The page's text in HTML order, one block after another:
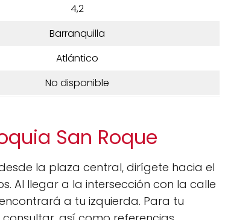
4,2
Barranquilla
Atlántico
No disponible
San Roque
la plaza central, dirígete hacia el
Al llegar a la intersección con la calle
a tu izquierda. Para tu